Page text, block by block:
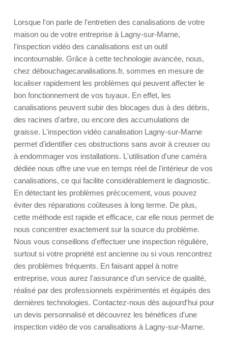
Lorsque l'on parle de l'entretien des canalisations de votre
maison ou de votre entreprise à Lagny-sur-Marne,
l'inspection vidéo des canalisations est un outil
incontournable. Grâce à cette technologie avancée, nous,
chez débouchagecanalisations.fr, sommes en mesure de
localiser rapidement les problèmes qui peuvent affecter le
bon fonctionnement de vos tuyaux. En effet, les
canalisations peuvent subir des blocages dus à des débris,
des racines d'arbre, ou encore des accumulations de
graisse. L'inspection vidéo canalisation Lagny-sur-Marne
permet d'identifier ces obstructions sans avoir à creuser ou
à endommager vos installations. L'utilisation d'une caméra
dédiée nous offre une vue en temps réel de l'intérieur de vos
canalisations, ce qui facilite considérablement le diagnostic.
En détectant les problèmes précocement, vous pouvez
éviter des réparations coûteuses à long terme. De plus,
cette méthode est rapide et efficace, car elle nous permet de
nous concentrer exactement sur la source du problème.
Nous vous conseillons d'effectuer une inspection régulière,
surtout si votre propriété est ancienne ou si vous rencontrez
des problèmes fréquents. En faisant appel à notre
entreprise, vous aurez l'assurance d'un service de qualité,
réalisé par des professionnels expérimentés et équipés des
dernières technologies. Contactez-nous dès aujourd'hui pour
un devis personnalisé et découvrez les bénéfices d'une
inspection vidéo de vos canalisations à Lagny-sur-Marne.